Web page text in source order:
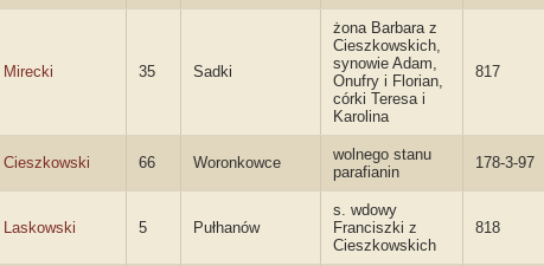
Mirecki 35 Sadki
żona Barbara z
Cieszkowskich,
synowie Adam,
Onufry i Florian,
córki Teresa i
Karolina
817
Cieszkowski 66 Woronkowce
wolnego stanu
parafianin
178-3-97
Laskowski 5 Pułhanów
s. wdowy
Franciszki z
Cieszkowskich
818